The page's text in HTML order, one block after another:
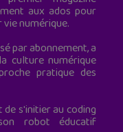
aux ados pour
numérique.
par abonnement, a
culture numérique
pratique des
s'initier au coding
robot éducatif